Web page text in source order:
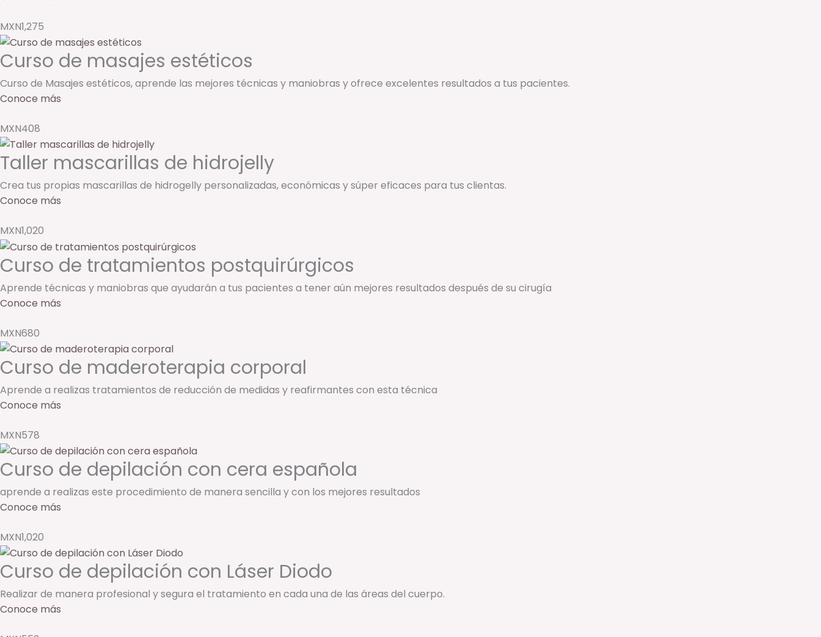
MXN1,275
Curso de masajes estéticos
Curso de Masajes estéticos, aprende las mejores técnicas y maniobras y ofrece excelentes resultados a tus pacientes.
Conoce más
MXN408
Taller mascarillas de hidrojelly
Crea tus propias mascarillas de hidrogelly personalizadas, económicas y súper eficaces para tus clientas.
Conoce más
MXN1,020
Curso de tratamientos postquirúrgicos
Aprende técnicas y maniobras que ayudarán a tus pacientes a tener aún mejores resultados después de su cirugía
Conoce más
MXN680
Curso de maderoterapia corporal
Aprende a realizas tratamientos de reducción de medidas y reafirmantes con esta técnica
Conoce más
MXN578
Curso de depilación con cera española
aprende a realizas este procedimiento de manera sencilla y con los mejores resultados
Conoce más
MXN1,020
Curso de depilación con Láser Diodo
Realizar de manera profesional y segura el tratamiento en cada una de las áreas del cuerpo.
Conoce más